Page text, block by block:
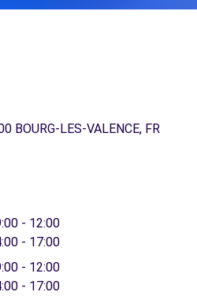
BOURG-LES-VALENCE, FR
- 12:00
- 17:00
- 12:00
- 17:00